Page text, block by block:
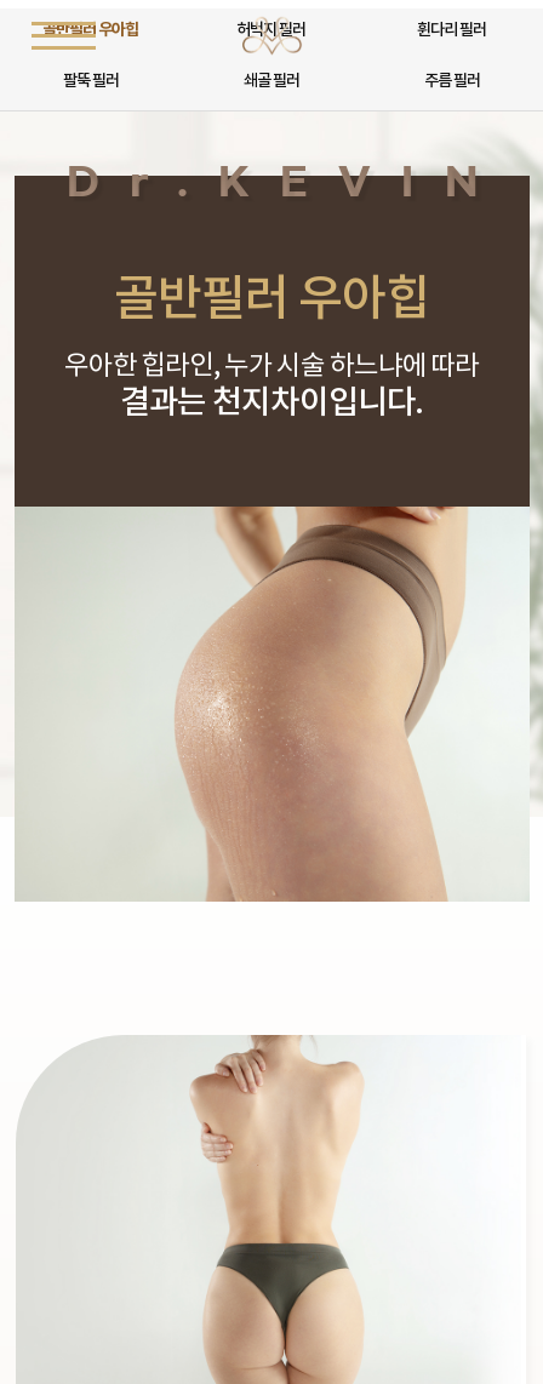
골반필러 우아힙 허벅지 필러 휜다리 필러
팔뚝 필러 쇄골 필러 주름 필러
골반필러 우아힙
우아한 힙라인, 누가 시술 하느냐에 따라
결과는 천지차이입니다.